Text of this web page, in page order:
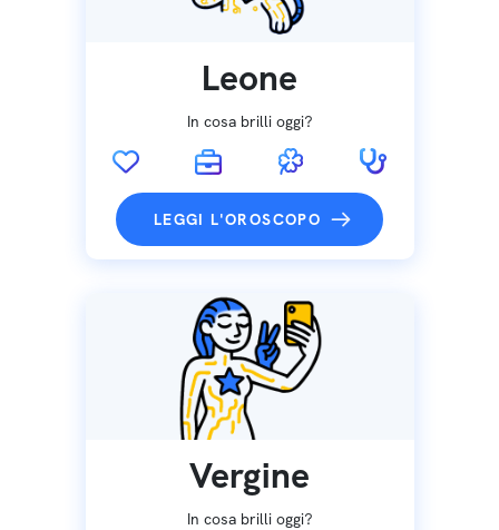
Leone
In cosa brilli oggi?
LEGGI L'OROSCOPO
Vergine
In cosa brilli oggi?